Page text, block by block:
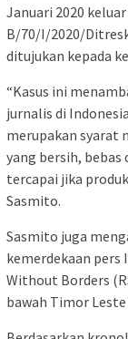
Januari 2020
B/70/I/2020/
ditujukan kepada
“Kasus ini
jurnalis di
merupakan syarat
yang bersih, bebas
tercapai jika
Sasmito.
Sasmito juga
kemerdekaan pers
Without Borders
bawah Timor Leste